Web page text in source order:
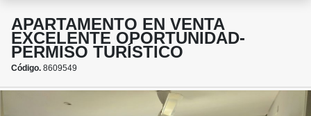
APARTAMENTO EN VENTA
EXCELENTE OPORTUNIDAD-
PERMISO TURÍSTICO
Código. 8609549